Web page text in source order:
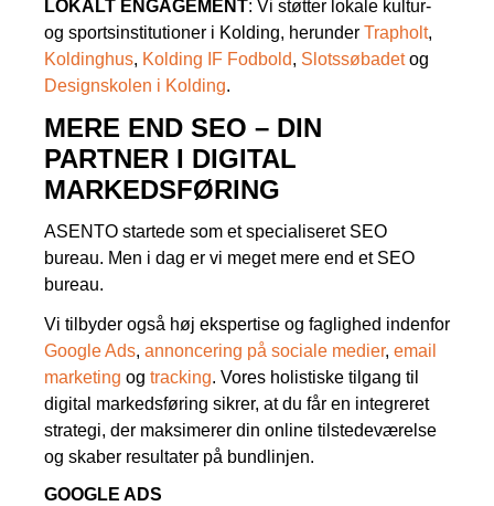
LOKALT ENGAGEMENT: Vi støtter lokale kultur-
og sportsinstitutioner i Kolding, herunder Trapholt,
Koldinghus, Kolding IF Fodbold, Slotssøbadetog
Designskolen i Kolding.
MERE END SEO – DIN
PARTNER I DIGITAL
MARKEDSFØRING
ASENTO startede som et specialiseret SEO
bureau. Men i dag er vi meget mere end et SEO
bureau.
Vi tilbyder også høj ekspertise og faglighed indenfor
Google Ads, annoncering på sociale medier, email
marketing og tracking. Vores holistiske tilgang til
digital markedsføring sikrer, at du får en integreret
strategi, der maksimerer din online tilstedeværelse
og skaber resultater på bundlinjen.
GOOGLE ADS